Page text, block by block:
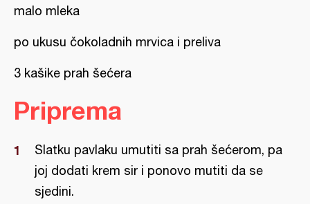
malo mleka
po ukusu čokoladnih mrvica i preliva
3 kašike prah šećera
Priprema
Slatku pavlaku umutiti sa prah šećerom, pa
joj dodati krem sir i ponovo mutiti da se
sjedini.